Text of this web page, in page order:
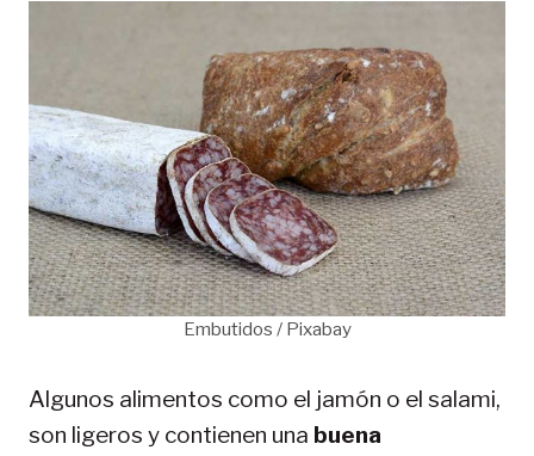
Embutidos / Pixabay
Algunos alimentos como el jamón o el salami,
son ligeros y contienen una buena